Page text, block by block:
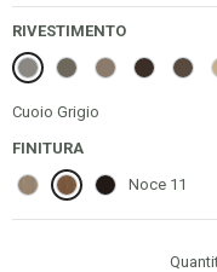
RIVESTIMENTO
Cuoio Grigio
Cuoio Verde Fango
Cuoio Tortora
Cuoio
Cuoio Grigio
FINITURA
Noce 2wNoce 11Noce 2z
Noce 11